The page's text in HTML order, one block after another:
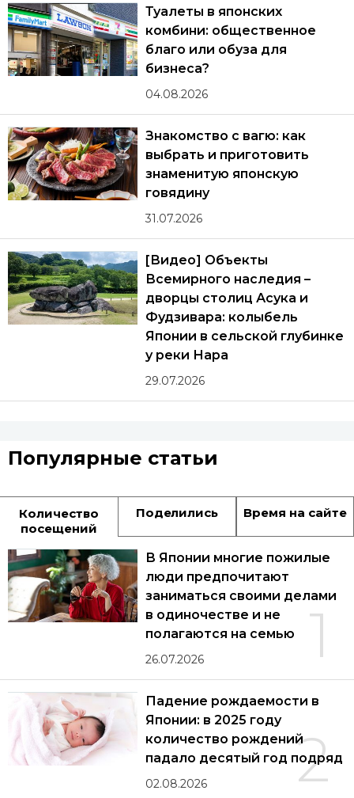
Туалеты в японских
комбини: общественное
благо или обуза для
бизнеса?
04.08.2026
Знакомство с вагю: как
выбрать и приготовить
знаменитую японскую
говядину
31.07.2026
[Видео] Объекты
Всемирного наследия –
дворцы столиц Асука и
Фудзивара: колыбель
Японии в сельской глубинке
у реки Нара
29.07.2026
Популярные статьи
Количество
посещений
Поделились Время на сайте
1
В Японии многие пожилые
люди предпочитают
заниматься своими делами
в одиночестве и не
полагаются на семью
26.07.2026
2
Падение рождаемости в
Японии: в 2025 году
количество рождений
падало десятый год подряд
02.08.2026